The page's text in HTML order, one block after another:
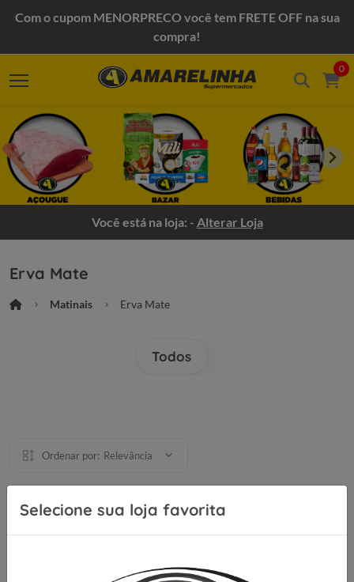
Com o cupom MENORPRECO você tem FRETE OFF na sua
compra!
0
Você está na loja: - Alterar Loja
Selecione sua loja favorita
Erva Mate
Matinais Erva Mate
Todos
Ordenar por: Relevância